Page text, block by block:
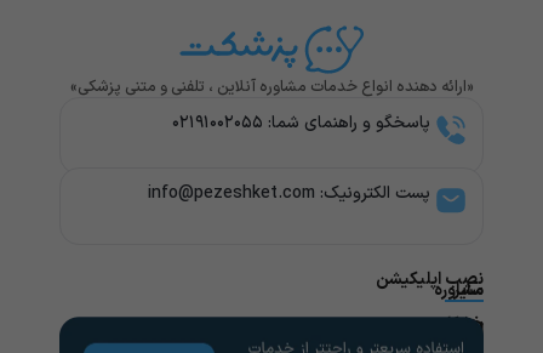
«ارائه دهنده انواع خدمات مشاوره آنلاین ، تلفنی و متنی پزشکی»
پاسخگو و راهنمای شما: ۰۲۱۹۱۰۰۲۰۵۵
پست الکترونیک: info@pezeshket.com​
مشاوره
پزشکی
سایر
خدمات
راهنمای
لینک
نصب اپلیکیشن